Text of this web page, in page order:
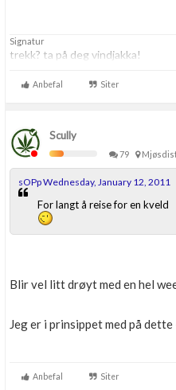
Signatur
trekk? ta på deg vindjakka!
Anbefal Siter
Scully
79
sOPp Wednesday, January 12, 2011
For langt å reise for en kveld
Blir vel litt drøyt med en hel
Jeg er i prinsippet med på
Anbefal Siter